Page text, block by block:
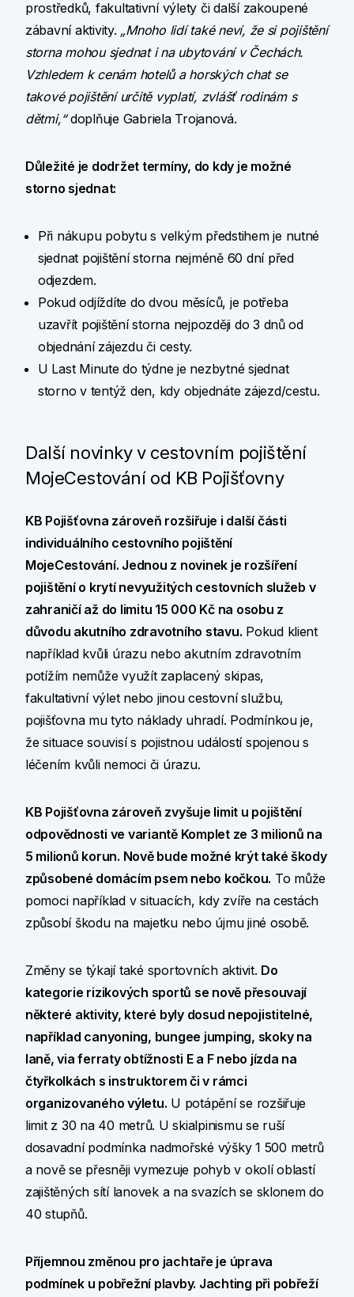
prostředků, fakultativní výlety či další zakoupené
zábavní aktivity. „Mnoho lidí také neví, že si pojištění
storna mohou sjednat i na ubytování v Čechách.
Vzhledem k cenám hotelů a horských chat se
takové pojištění určitě vyplatí, zvlášť rodinám s
dětmi,“doplňuje Gabriela Trojanová.
Důležité je dodržet termíny, do kdy je možné
storno sjednat:
Při nákupu pobytu s velkým předstihem je nutné
sjednat pojištění storna nejméně 60 dní před
odjezdem.
Pokud odjíždíte do dvou měsíců, je potřeba
uzavřít pojištění storna nejpozději do 3 dnů od
objednání zájezdu či cesty.
U Last Minute do týdne je nezbytné sjednat
storno v tentýž den, kdy objednáte zájezd/cestu.
Další novinky v cestovním pojištění
MojeCestování od KB Pojišťovny
KB Pojišťovna zároveň rozšiřuje i další části
individuálního cestovního pojištění
MojeCestování. Jednou z novinek je rozšíření
pojištění o krytí nevyužitých cestovních služeb v
zahraničí až do limitu 15 000 Kč na osobu z
důvodu akutního zdravotního stavu. Pokud klient
například kvůli úrazu nebo akutním zdravotním
potížím nemůže využít zaplacený skipas,
fakultativní výlet nebo jinou cestovní službu,
pojišťovna mu tyto náklady uhradí. Podmínkou je,
že situace souvisí s pojistnou událostí spojenou s
léčením kvůli nemoci či úrazu.
KB Pojišťovna zároveň zvyšuje limit u pojištění
odpovědnosti ve variantě Komplet ze 3 milionů na
5 milionů korun. Nově bude možné krýt také škody
způsobené domácím psem nebo kočkou. To může
pomoci například v situacích, kdy zvíře na cestách
způsobí škodu na majetku nebo újmu jiné osobě.
Změny se týkají také sportovních aktivit. Do
kategorie rizikových sportů se nově přesouvají
některé aktivity, které byly dosud nepojistitelné,
například canyoning, bungee jumping, skoky na
laně, via ferraty obtížnosti E a F nebo jízda na
čtyřkolkách s instruktorem či v rámci
organizovaného výletu. U potápění se rozšiřuje
limit z 30 na 40 metrů. U skialpinismu se ruší
dosavadní podmínka nadmořské výšky 1 500 metrů
a nově se přesněji vymezuje pohyb v okolí oblastí
zajištěných sítí lanovek a na svazích se sklonem do
40 stupňů.
Příjemnou změnou pro jachtaře je úprava
podmínek u pobřežní plavby. Jachting při pobřeží